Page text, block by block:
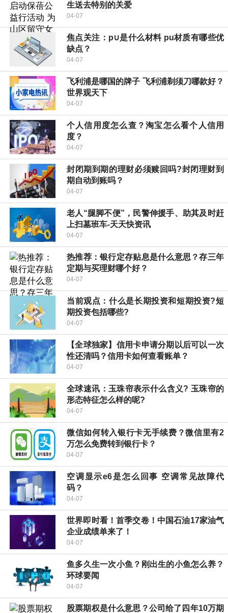
生送去特别的关爱
04-07
焦点关注：p∪是什么材料 pu材质有哪些优
缺点？
04-07
飞利浦是哪国的牌子 飞利浦剃须刀哪款好？
世界观天下
04-07
个人信用度怎么查？淘宝怎么看个人信用
度？
04-07
封闭期到期的理财必须赎回吗?封闭理财到
期自动到账吗？
04-07
老人“腿脚不便”，民警伸援手、助其及时赶
上扫墓班车-天天快资讯
04-07
热推荐：银行定存贴息是什么意思？存三年
定期与买理财哪个好？
04-07
当前观点：什么是长期投资和短期投资?短
期投资包括哪些?
04-07
【全球独家】信用卡申请分期以后可以一次
性还清吗？信用卡如何查看账单？
04-07
全球速讯：玉珠帘表示什么含义? 玉珠帘的
形态特征怎么样的呢?
04-07
微信如何转入银行卡无手续费？微信里有2
万怎么免费转到银行卡？
04-07
空调显示e6是怎么回事 空调常见故障代
码？
04-07
世界即时看！首季交卷！中国石油17家油气
企业成绩单来了！
04-07
鱼多久生一次小鱼？刚出生的小鱼怎么养？
环球要闻
04-07
股票期权是什么意思？公司给了四年10万期